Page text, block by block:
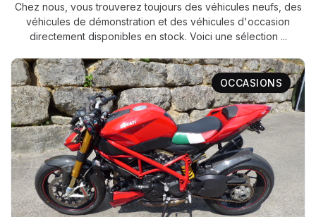
Chez nous, vous trouverez toujours des véhicules neufs, des
véhicules de démonstration et des véhicules d'occasion
directement disponibles en stock. Voici une sélection ...
OCCASIONS